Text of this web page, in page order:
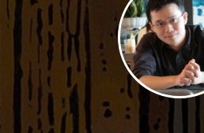
文化館
典藏交流館